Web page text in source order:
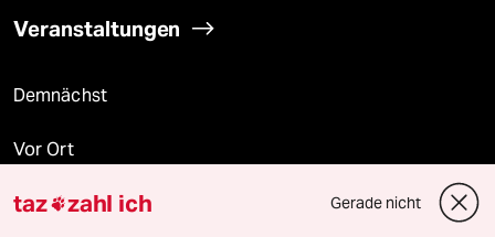
Veranstaltungen
Demnächst
Vor Ort
Live im Stream
taz zahl ich Gerade nicht